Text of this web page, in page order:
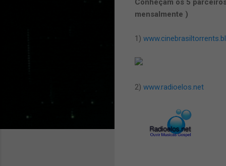
mensalmente )
1)
2) www.radioelos.net